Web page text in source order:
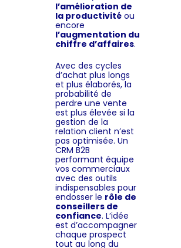
l’amélioration de
la productivité ou
encore
l’augmentation du
chiffre d’affaires.
Avec des cycles
d’achat plus longs
et plus élaborés, la
probabilité de
perdre une vente
est plus élevée si la
gestion de la
relation client n’est
pas optimisée. Un
CRM B2B
performant équipe
vos commerciaux
avec des outils
indispensables pour
endosser le rôle de
conseillers de
confiance. L’idée
est d’accompagner
chaque prospect
tout au long du